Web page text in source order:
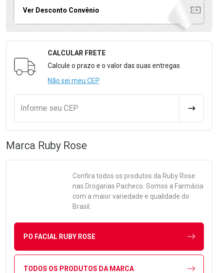
Ver Desconto Convênio
Formulário para Calcular o Frete
CALCULAR FRETE
Calcule o prazo e o valor das suas entregas
Não sei meu CEP
Informe seu CEP
Marca Ruby Rose
Confira todos os produtos da Ruby Rose
nas Drogarias Pacheco. Somos a Farmácia
com a maior variedade e qualidade do
Brasil.
PO FACIAL RUBY ROSE
TODOS OS PRODUTOS DA MARCA